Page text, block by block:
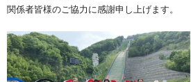
関係者皆様のご協力に感謝申し上げます。